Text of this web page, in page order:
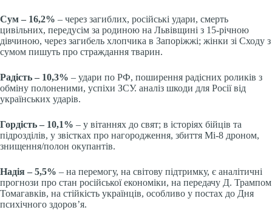
Сум – 16,2% – через загиблих, російські удари, смерть
цивільних, передусім за родиною на Львівщині з 15-річною
дівчиною, через загибель хлопчика в Запоріжжі; жінки зі Сходу з
сумом пишуть про страждання тварин.
Радість – 10,3% – удари по РФ, поширення радісних роликів з
обміну полоненими, успіхи ЗСУ. аналіз шкоди для Росії від
українських ударів.
Гордість – 10,1% – у вітаннях до свят; в історіях бійців та
підрозділів, у звістках про нагородження, збиття Мі-8 дроном,
знищення/полон окупантів.
Надія – 5,5% – на перемогу, на світову підтримку, є аналітичні
прогнози про стан російської економіки, на передачу Д. Трампом
Томагавків, на стійкість українців, особливо у постах до Дня
психічного здоров’я.